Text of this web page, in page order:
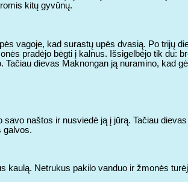
kitų gyvūnų.
vagoje, kad surastų upės dvasią. Po trijų
pradėjo bėgti į kalnus. Išsigelbėjo tik du:
dievas Maknongan ją nuramino, kad
naštos ir nusviedė ją į jūrą. Tačiau
galvos.
kaulą. Netrukus pakilo vanduo ir žmonės